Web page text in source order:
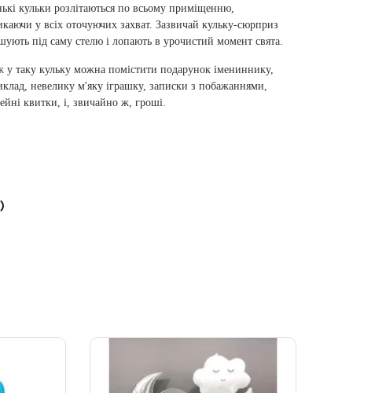
кульки розлітаються по всьому приміщенню,
у всіх оточуючих захват. Зазвичай кульку-сюрприз
під саму стелю і лопають в урочистий момент свята.
у таку кульку можна помістити подарунок імениннику,
невелику м'яку іграшку, записки з побажаннями,
квитки, і, звичайно ж, гроші.